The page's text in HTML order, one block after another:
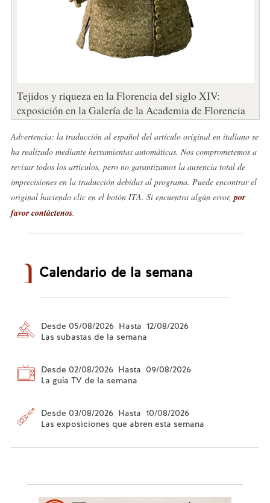
Tejidos y riqueza en la Florencia del siglo XIV:
exposición en la Galería de la Academia de Florencia
Advertencia: la traducción al español del artículo original en italiano se
ha realizado mediante herramientas automáticas. Nos comprometemos a
revisar todos los artículos, pero no garantizamos la ausencia total de
imprecisiones en la traducción debidas al programa. Puede encontrar el
original haciendo clic en el botón ITA. Si encuentra algún error, por
favor contáctenos.
Calendario de la semana
Desde 05/08/2026 Hasta 12/08/2026
Las subastas de la semana
Desde 02/08/2026 Hasta 09/08/2026
La guía TV de la semana
Desde 03/08/2026 Hasta 10/08/2026
Las exposiciones que abren esta semana